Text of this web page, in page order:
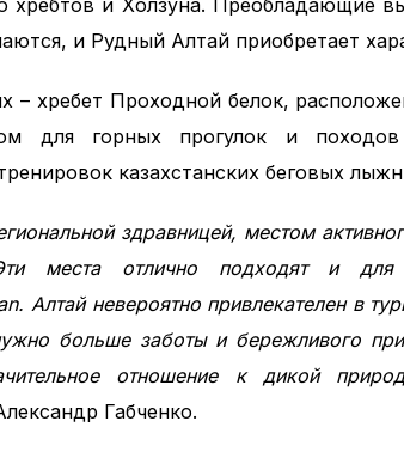
хребтов и Холзуна. Преобладающие
и Рудный Алтай приобретает
– хребет Проходной белок,
для горных прогулок и
казахстанских беговых
здравницей, местом
места отлично подходят и для
. Алтай невероятно привлекателен в
больше заботы и бережливого
отношение к дикой
Габченко.